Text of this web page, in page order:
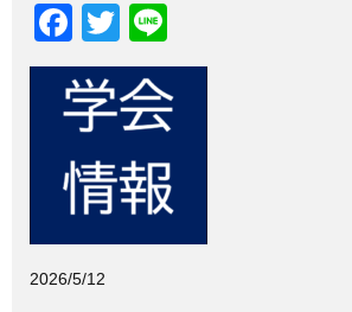
F
a
c
e
b
o
o
k
T
wi
tt
er
n
e
2026/5/12